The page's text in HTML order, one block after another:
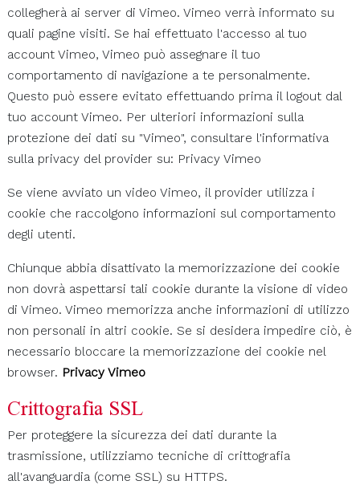
collegherà ai server di Vimeo. Vimeo verrà informato su
quali pagine visiti. Se hai effettuato l'accesso al tuo
account Vimeo, Vimeo può assegnare il tuo
comportamento di navigazione a te personalmente.
Questo può essere evitato effettuando prima il logout dal
tuo account Vimeo. Per ulteriori informazioni sulla
protezione dei dati su "Vimeo", consultare l'informativa
sulla privacy del provider su: Privacy Vimeo
Se viene avviato un video Vimeo, il provider utilizza i
cookie che raccolgono informazioni sul comportamento
degli utenti.
Chiunque abbia disattivato la memorizzazione dei cookie
non dovrà aspettarsi tali cookie durante la visione di video
di Vimeo. Vimeo memorizza anche informazioni di utilizzo
non personali in altri cookie. Se si desidera impedire ciò, è
necessario bloccare la memorizzazione dei cookie nel
browser. Privacy Vimeo
Crittografia SSL
Per proteggere la sicurezza dei dati durante la
trasmissione, utilizziamo tecniche di crittografia
all'avanguardia (come SSL) su HTTPS.